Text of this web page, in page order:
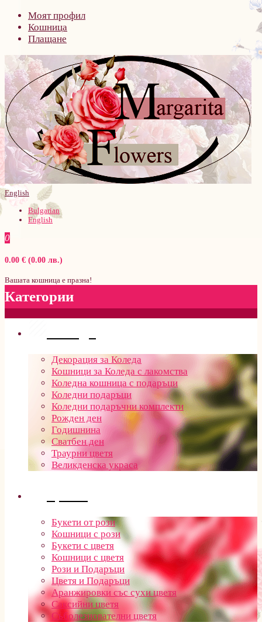
Моят профил
Кошница
Плащане
English
Bulgarian
English
0
0.00 € (0.00 лв.)
Вашата кошница е празна!
Категории
Декорация за Коледа
Кошници за Коледа с лакомства
Коледна кошница с подаръци
Коледни подаръци
Коледни подаръчни комплекти
Рожден ден
Годишнина
Сватбен ден
Траурни цветя
Великденска украса
Букети от рози
Кошници с рози
Букети с цветя
Кошници с цветя
Рози и Подаръци
Цветя и Подаръци
Аранжировки със сухи цветя
Саксийни цветя
Съболезнователни цветя